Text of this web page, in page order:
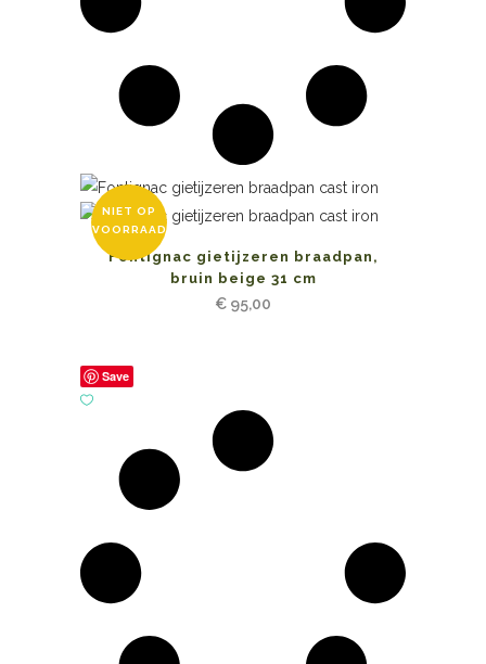
NIET OP
VOORRAAD
Fontignac gietijzeren braadpan,
bruin beige 31 cm
€ 95,00
Save